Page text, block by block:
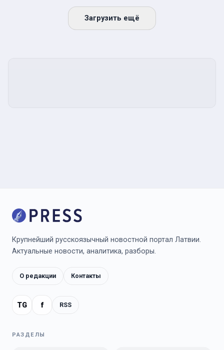
Загрузить ещё
Крупнейший русскоязычный новостной портал Латвии.
Актуальные новости, аналитика, разборы.
О редакции Контакты
TG f RSS
РАЗДЕЛЫ